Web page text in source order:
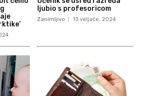
ljubio s profesoricom
Zanimljivo 13 veljače, 2024